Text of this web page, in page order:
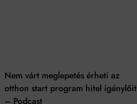
Nem várt meglepetés érheti az
otthon start program hitel igénylőit
– Podcast